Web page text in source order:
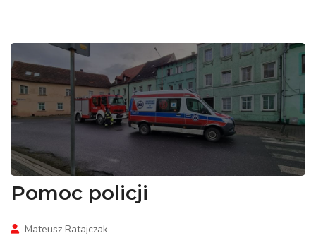
Pomoc policji
Mateusz Ratajczak